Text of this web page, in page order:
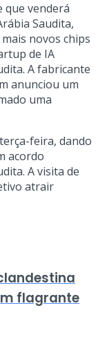
que venderá
Saudita,
novos chips
de IA
A fabricante
anunciou um
uma
feira, dando
acordo
A visita de
atrair
flagrante